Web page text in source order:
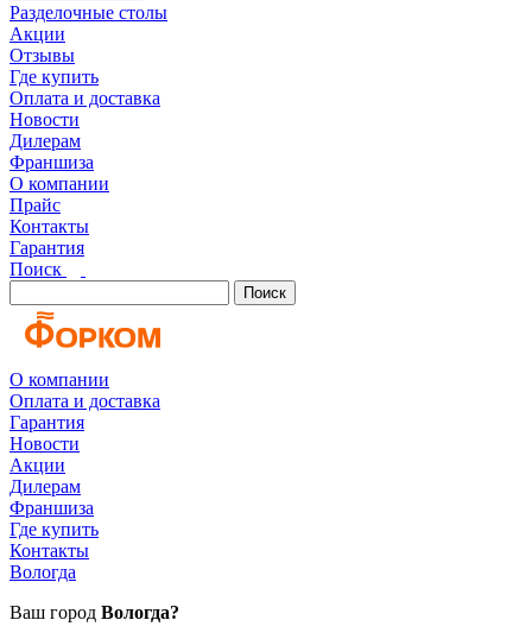
Разделочные столы
Акции
Отзывы
Где купить
Оплата и доставка
Новости
Дилерам
Франшиза
О компании
Прайс
Контакты
Гарантия
Поиск
Поиск
О компании
Оплата и доставка
Гарантия
Новости
Акции
Дилерам
Франшиза
Где купить
Контакты
Вологда
Ваш город Вологда?